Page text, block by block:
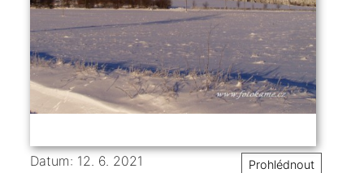
Datum: 12. 6. 2021 Prohlédnout